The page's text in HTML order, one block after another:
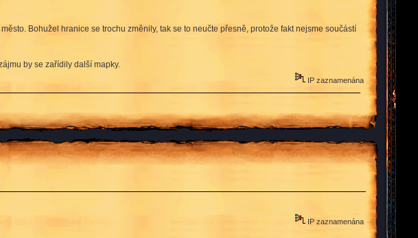
Bohužel hranice se trochu změnily, tak se to neučte přesně, protože fakt nejsme součástí
by se zařídily další mapky.
IP zaznamenána
IP zaznamenána